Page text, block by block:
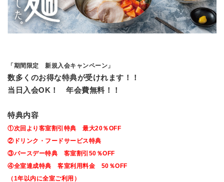
「期間限定 新規入会キャンペーン」
数多くのお得な特典が受けれます！！
当日入会OK！ 年会費無料！！
特典内容
①次回より客室割引特典 最大20％OFF
②ドリンク・フードサービス特典
③バースデー特典 客室割引50％OFF
④全室達成特典 客室利用料金 50％OFF
（1年以内に全室ご利用）